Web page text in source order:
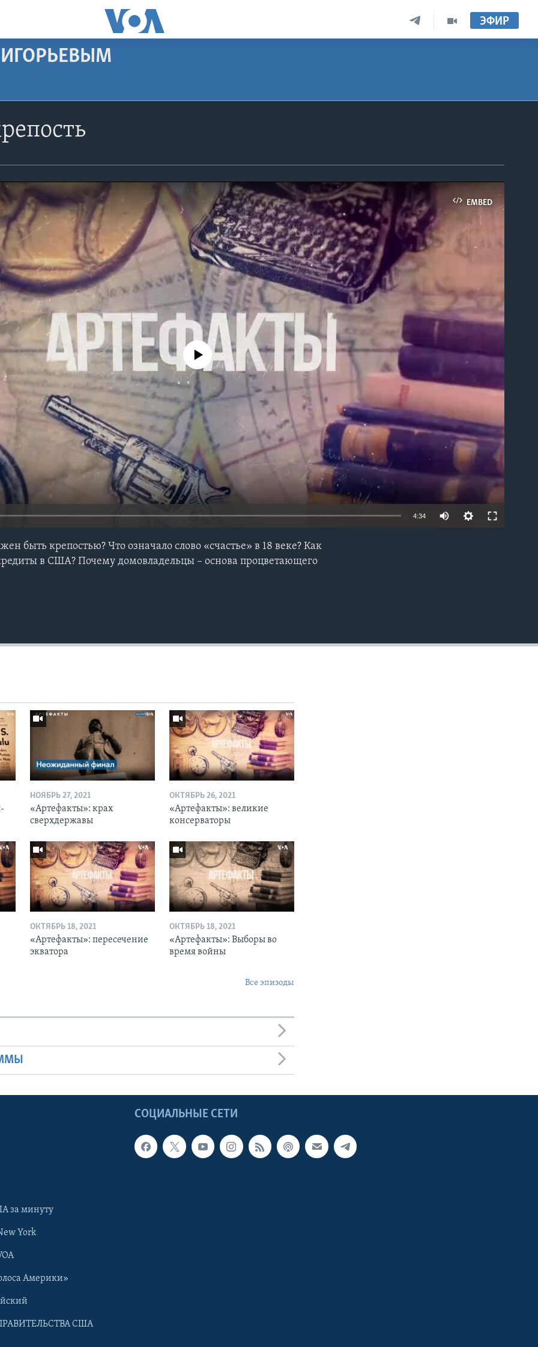
ЭФИР
EMBED
No media source currently available
4:34
быть крепостью? Что означало слово «счастье» в 18 веке? Как
в США? Почему домовладельцы – основа процветающего
НОЯБРЬ 27, 2021
«Артефакты»: крах
сверхдержавы
ОКТЯБРЬ 26, 2021
«Артефакты»: великие
консерваторы
ОКТЯБРЬ 18, 2021
«Артефакты»: пересечение
экватора
ОКТЯБРЬ 18, 2021
«Артефакты»: Выборы во
время войны
Все эпизоды
СОЦИАЛЬНЫЕ СЕТИ
за минуту
York
Америки»
США